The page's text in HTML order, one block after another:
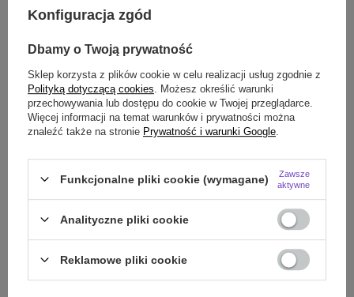
OPIS
SZCZEGÓŁOWE DANE
OPINIE (0)
najciekawsze pytania i odpowiedzi publikując
Zadaj pytanie
INNE PRODUKTY
PRODUCENTA:
Konfiguracja zgód
Dbamy o Twoją prywatność
Sklep korzysta z plików cookie w celu realizacji usług zgodnie z
Polityką dotyczącą cookies . Możesz określić warunki
przechowywania lub dostępu do cookie w Twojej przeglądarce.
Więcej informacji na temat warunków i prywatności można
znaleźć także na stronie Prywatność i warunki Google
Funkcjonalne pliki cookie (wymagane)
Zawsze
aktywne
Analityczne pliki cookie
Reklamowe pliki cookie